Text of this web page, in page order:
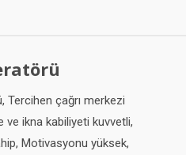
Tercihen çağrı merkezi
ikna kabiliyeti kuvvetli,
Motivasyonu yüksek,